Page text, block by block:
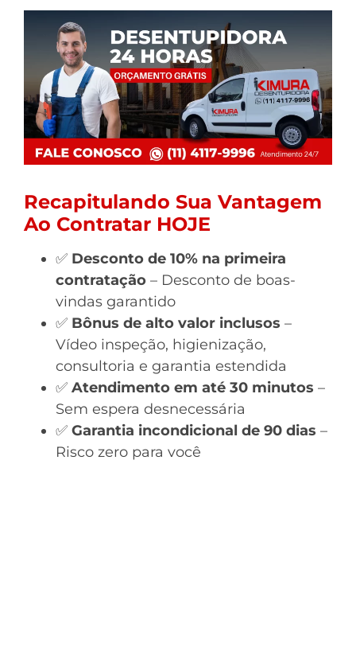
Recapitulando Sua Vantagem
Ao Contratar HOJE
✅ Desconto de 10% na primeira
contratação – Desconto de boas-
vindas garantido
✅ Bônus de alto valor inclusos –
Vídeo inspeção, higienização,
consultoria e garantia estendida
✅ Atendimento em até 30 minutos –
Sem espera desnecessária
✅ Garantia incondicional de 90 dias –
Risco zero para você